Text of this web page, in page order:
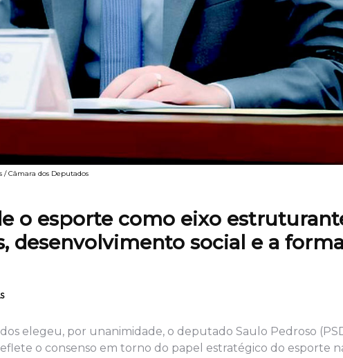
/ Câmara dos Deputados
o esporte como eixo
desenvolvimento social e a
elegeu, por unanimidade, o deputado Saulo Pedroso
o consenso em torno do papel estratégico do esporte